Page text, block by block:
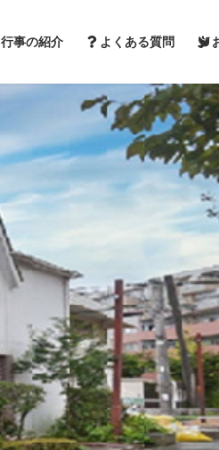
行事の紹介 よくある質問